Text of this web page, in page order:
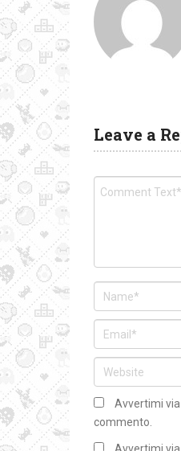
Leave a
Avvertimi
commento.